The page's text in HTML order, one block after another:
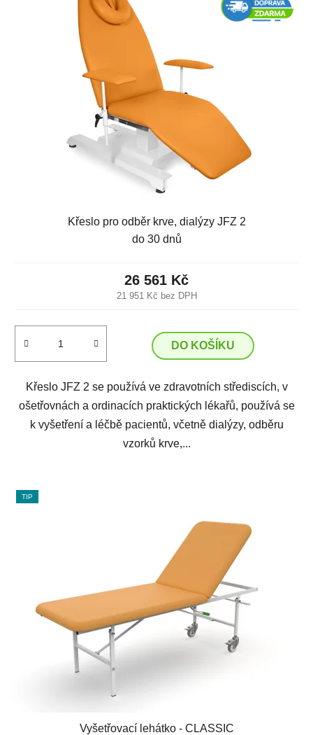
Křeslo pro odběr krve, dialýzy JFZ 2
do 30 dnů
21 951 Kč bez DPH
26 561 Kč
DO KOŠÍKU
Křeslo JFZ 2 se používá ve zdravotních střediscích, v
ošetřovnách a ordinacích praktických lékařů, používá se
k vyšetření a léčbě pacientů, včetně dialýzy, odběru
vzorků krve,...
TIP
Vyšetřovací lehátko - CLASSIC